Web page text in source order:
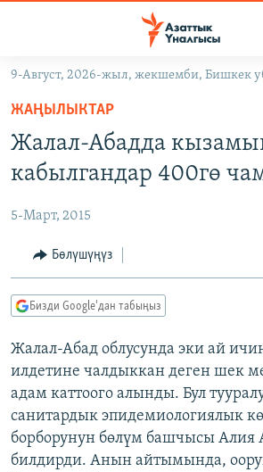
Навигацияга
өтүңүз
Издөөгө
салыңызКЫРГЫЗСТАН
ЭКОНОМИКА
МАДАНИЯТ
ДҮЙНӨ
БОРБОР АЗИЯ
АТАЙЫН ИЛИКТӨӨ
ТВ ПРОГРАММАЛАР
ЭКСПЕРТТЕР ТАЛДАЙТ
БИЗ ЖАНА ДҮЙНӨ
ЭЖЕ-СИҢДИЛЕР
АЗАТТЫК+
ӨЗГӨЧӨ ПИКИР
Русский
ОНЛАЙН ШЕРИНЕ
9-Август, 2026-жыл, жекшемби, Бишкек
ЖАҢЫЛЫКТАР
Жалал-Абадда
кабылгандар 400гө
5-Март, 2015
Бөлүшүңүз
Бизди Google'дан табыңыз
Жалал-Абад облусунда эки ай
илдетине чалдыккан деген шек
адам каттоого алынды. Бул
санитардык эпидемиологиялык
борборунун бөлүм башчысы Алия
билдирди. Анын айтымында,